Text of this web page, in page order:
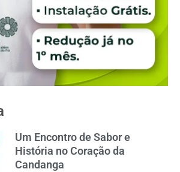
Um Encontro de Sabor e
História no Coração da
Candanga